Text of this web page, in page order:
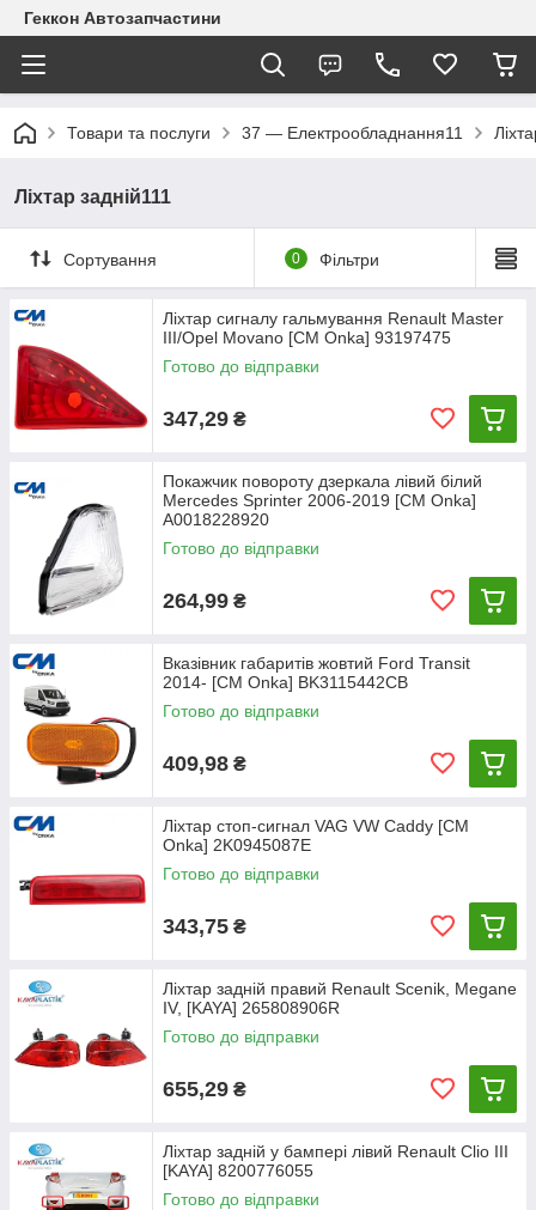
Геккон Автозапчастини
Товари та послуги 37 — Електрообладнання11
Ліхтар задній111
Сортування 0 Фільтри
Ліхтар сигналу гальмування Renault Master
III/Opel Movano [СМ Onka] 93197475
Готово до відправки
347,29 ₴
Покажчик повороту дзеркала лівий білий
Mercedes Sprinter 2006-2019 [CM Onka]
A0018228920
Готово до відправки
264,99 ₴
Вказівник габаритів жовтий Ford Transit
2014- [СМ Onka] BK3115442CB
Готово до відправки
409,98 ₴
Ліхтар стоп-сигнал VAG VW Caddy [СМ
Onka] 2K0945087E
Готово до відправки
343,75 ₴
Ліхтар задній правий Renault Scenik, Megane
IV, [KAYA] 265808906R
Готово до відправки
655,29 ₴
Ліхтар задній у бампері лівий Renault Clio III
[KAYA] 8200776055
Готово до відправки